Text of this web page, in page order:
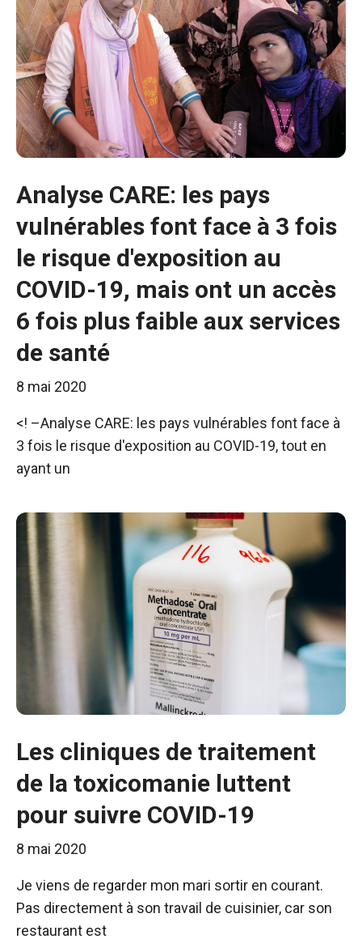
Analyse CARE: les pays
vulnérables font face à 3 fois
le risque d'exposition au
COVID-19, mais ont un accès
6 fois plus faible aux services
de santé
8 mai 2020
<! –Analyse CARE: les pays vulnérables font face à
3 fois le risque d'exposition au COVID-19, tout en
ayant un
Les cliniques de traitement
de la toxicomanie luttent
pour suivre COVID-19
8 mai 2020
Je viens de regarder mon mari sortir en courant.
Pas directement à son travail de cuisinier, car son
restaurant est